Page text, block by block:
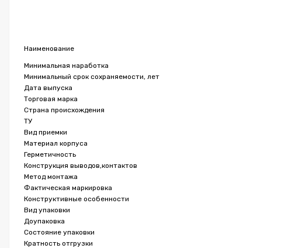
Наименование
Минимальная наработка
Минимальный срок сохраняемости, лет
Дата выпуска
Торговая марка
Страна происхождения
ТУ
Вид приемки
Материал корпуса
Герметичность
Конструкция выводов,контактов
Метод монтажа
Фактическая маркировка
Конструктивные особенности
Вид упаковки
Доупаковка
Состояние упаковки
Кратность отгрузки